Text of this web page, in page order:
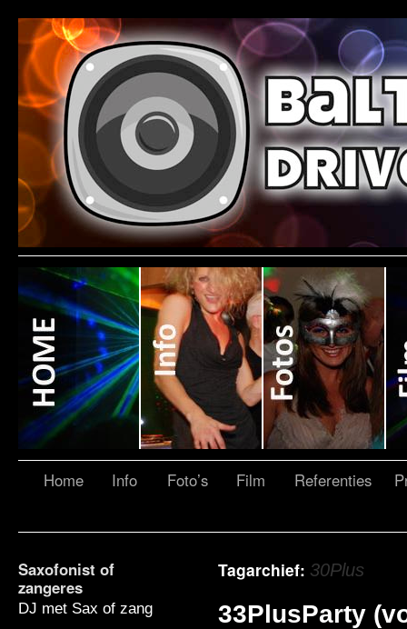
Home Info Foto’s Film Referenties
Saxofonist of
zangeres
DJ met Sax of zang
Tagarchief: 30Plus
33PlusParty